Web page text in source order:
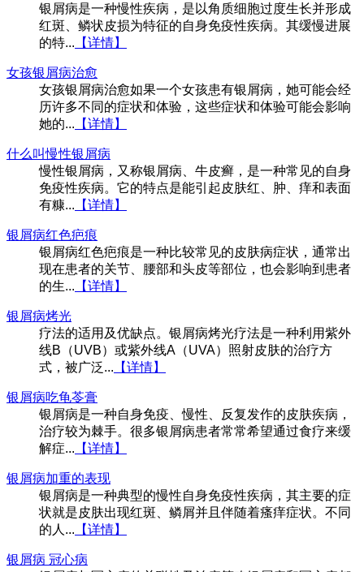
银屑病是一种慢性疾病，是以角质细胞过度生长并形成
红斑、鳞状皮损为特征的自身免疫性疾病。其缓慢进展
的特... 【详情】
女孩银屑病治愈
女孩银屑病治愈如果一个女孩患有银屑病，她可能会经
历许多不同的症状和体验，这些症状和体验可能会影响
她的... 【详情】
什么叫慢性银屑病
慢性银屑病，又称银屑病、牛皮癣，是一种常见的自身
免疫性疾病。它的特点是能引起皮肤红、肿、痒和表面
有糠... 【详情】
银屑病红色疤痕
银屑病红色疤痕是一种比较常见的皮肤病症状，通常出
现在患者的关节、腰部和头皮等部位，也会影响到患者
的生... 【详情】
银屑病烤光
疗法的适用及优缺点。银屑病烤光疗法是一种利用紫外
线B（UVB）或紫外线A（UVA）照射皮肤的治疗方
式，被广泛... 【详情】
银屑病吃龟苓膏
银屑病是一种自身免疫、慢性、反复发作的皮肤疾病，
治疗较为棘手。很多银屑病患者常常希望通过食疗来缓
解症... 【详情】
银屑病加重的表现
银屑病是一种典型的慢性自身免疫性疾病，其主要的症
状就是皮肤出现红斑、鳞屑并且伴随着瘙痒症状。不同
的人... 【详情】
银屑病 冠心病